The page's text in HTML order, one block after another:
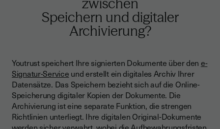
zwischen
Speichern und digitaler
Archivierung?
Youtrust speichert Ihre signierten Dokumente über den e-
Signatur-Service und erstellt ein digitales Archiv Ihrer
Datensätze. Das Speichern bezieht sich auf die Online-
Speicherung digitaler Kopien der Dokumente. Die
Archivierung ist eine separate Funktion, die strengen
Richtlinien unterliegt. Ihre digitalen Original-Dokumente